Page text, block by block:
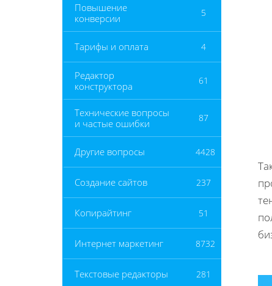
Повышение
конверсии
5
Тарифы и оплата 4
Редактор
конструктора
61
Технические вопросы
и частые ошибки
87
Другие вопросы 4428
Создание сайтов 237
Копирайтинг 51
Интернет маркетинг 8732
Текстовые редакторы 281